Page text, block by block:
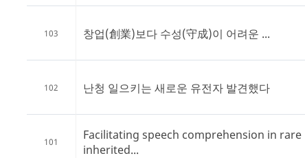
103 창업(創業)보다 수성(守成)이 어려운 ...
102 난청 일으키는 새로운 유전자 발견했다
101
Facilitating speech comprehension in rare
inherited...